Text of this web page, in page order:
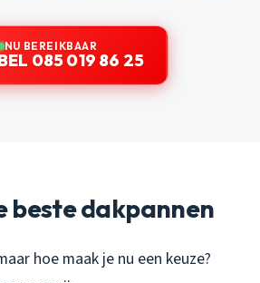
NU BEREIKBAAR
085 019 86 25
beste dakpannen
hoe maak je nu een keuze?